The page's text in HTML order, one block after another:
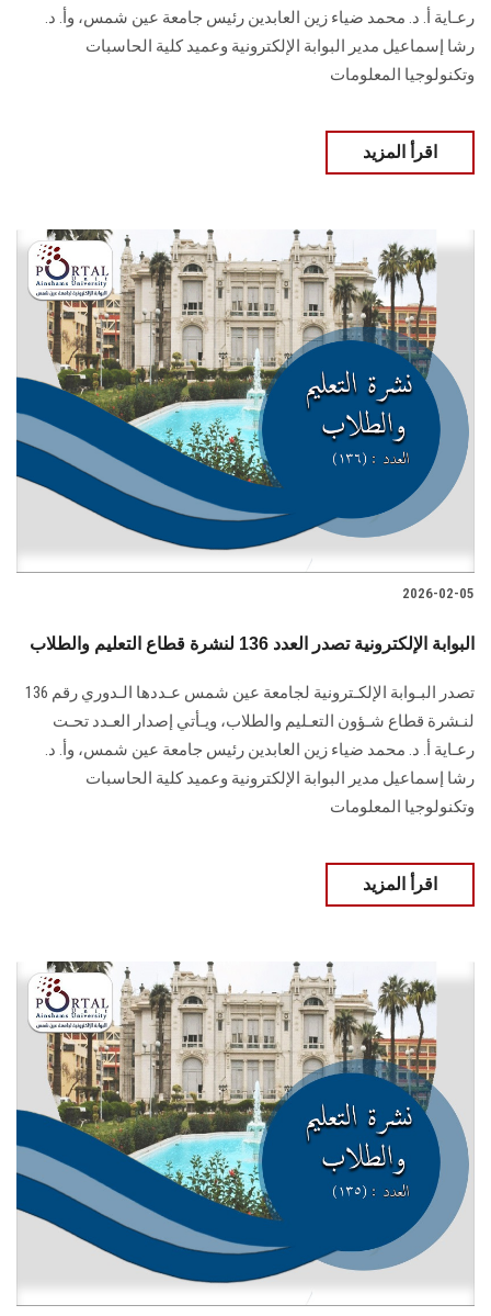
رعـاية أ. د. محمد ضياء زين العابدين رئيس جامعة عين شمس، وأ. د.
‏رشا إسماعيل مدير البوابة الإلكترونية وعميد كلية الحاسبات
وتكنولوجيا المعلومات
اقرأ المزيد
2026-02-05
البوابة الإلكترونية تصدر العدد 136 لنشرة قطاع التعليم والطلاب
تصدر البـوابة الإلكـترونية لجامعة عين شمس عـددها الـدوري رقم 136
لنـشرة قطاع شـؤون التعـليم ‏والطلاب‎، ويـأتي إصدار العـدد تحـت
رعـاية أ. د. محمد ضياء زين العابدين رئيس جامعة عين شمس، وأ. د.
‏رشا إسماعيل مدير البوابة الإلكترونية وعميد كلية الحاسبات
وتكنولوجيا المعلومات
اقرأ المزيد